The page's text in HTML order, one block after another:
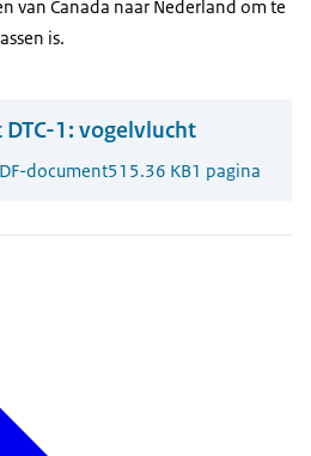
van Canada naar Nederland om te
is.
1: vogelvlucht
document515.36 KB1 pagina